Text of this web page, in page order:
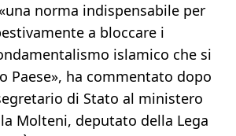
norma indispensabile per
a bloccare i
islamico che si
Paese», ha commentato dopo
di Stato al ministero
Molteni, deputato della Lega